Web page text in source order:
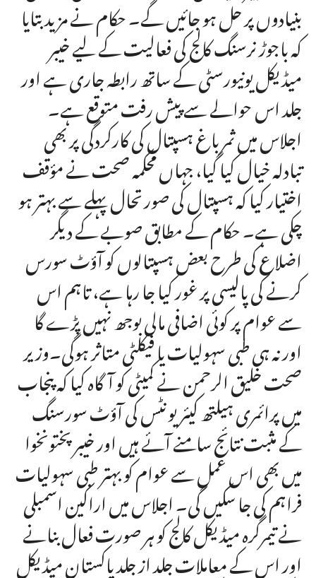
بنیادوں پر حل ہو جائیں گے۔ حکام نے مزید بتایا
کہ باجوڑ نرسنگ کالج کی فعالیت کے لیے خیبر
میڈیکل یونیورسٹی کے ساتھ رابطہ جاری ہے اور
جلد اس حوالے سے پیش رفت متوقع ہے۔
اجلاس میں ثمر باغ ہسپتال کی کارکردگی پر بھی
تبادلہ خیال کیا گیا، جہاں محکمہ صحت نے مؤقف
اختیار کیا کہ ہسپتال کی صورتحال پہلے سے بہتر ہو
چکی ہے۔ حکام کے مطابق صوبے کے دیگر
اضلاع کی طرح بعض ہسپتالوں کو آؤٹ سورس
کرنے کی پالیسی پر غور کیا جا رہا ہے، تاہم اس
سے عوام پر کوئی اضافی مالی بوجھ نہیں پڑے گا
اور نہ ہی طبی سہولیات یا فیکلٹی متاثر ہوگی۔وزیر
صحت خلیق الرحمن نے کمیٹی کو آگاہ کیا کہ پنجاب
میں پرائمری ہیلتھ کیئر یونٹس کی آؤٹ سورسنگ
کے مثبت نتائج سامنے آئے ہیں اور خیبر پختونخوا
میں بھی اس عمل سے عوام کو بہتر طبی سہولیات
فراہم کی جا سکیں گی۔ اجلاس میں اراکین اسمبلی
نے تیمرگرہ میڈیکل کالج کو ہر صورت فعال بنانے
اور اس کے معاملات جلد از جلد پاکستان میڈیکل